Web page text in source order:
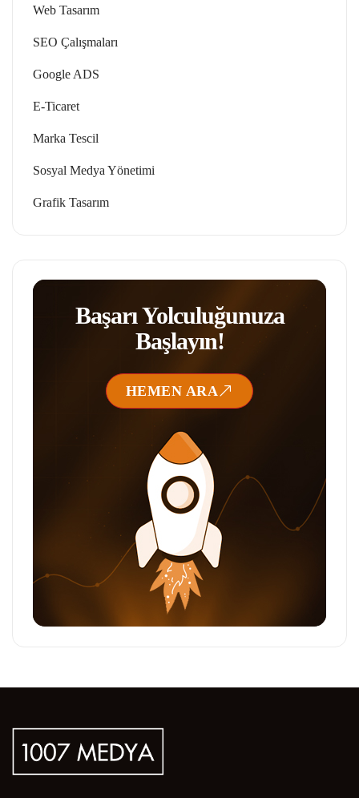
Web Tasarım
SEO Çalışmaları
Google ADS
E-Ticaret
Marka Tescil
Sosyal Medya Yönetimi
Grafik Tasarım
Başarı Yolculuğunuza
Başlayın!
HEMEN ARA